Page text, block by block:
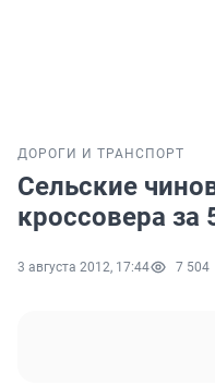
ДОРОГИ И ТРАНСПОРТ
Сельские
кроссовера за
3 августа 2012, 17:44 7 504